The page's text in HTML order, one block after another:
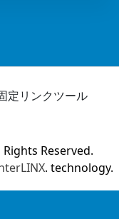
定リンクツール
Rights Reserved.
. technology.